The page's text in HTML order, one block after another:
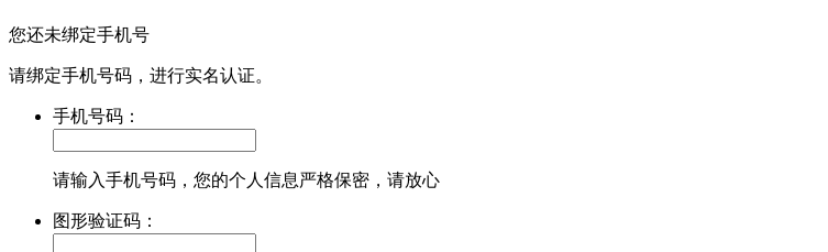
您还未绑定手机号
请绑定手机号码，进行实名认证。
手机号码：
请输入手机号码，您的个人信息严格保密，请放心
图形验证码：